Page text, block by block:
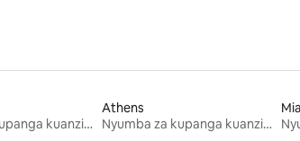
Nyumba za kupanga kuanzia mwezi mmoja
Athens
Nyumba za kupanga kuanzia mwezi mmoja